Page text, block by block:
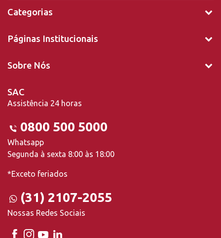
Categorias
Páginas Institucionais
Sobre Nós
SAC
Assistência 24 horas
0800 500 5000
Whatsapp
Segunda à sexta 8:00 às 18:00
*Exceto feriados
(31) 2107-2055
Nossas Redes Sociais